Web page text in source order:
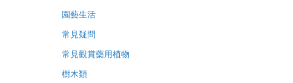
園藝生活
常見疑問
常見觀賞藥用植物
樹木類